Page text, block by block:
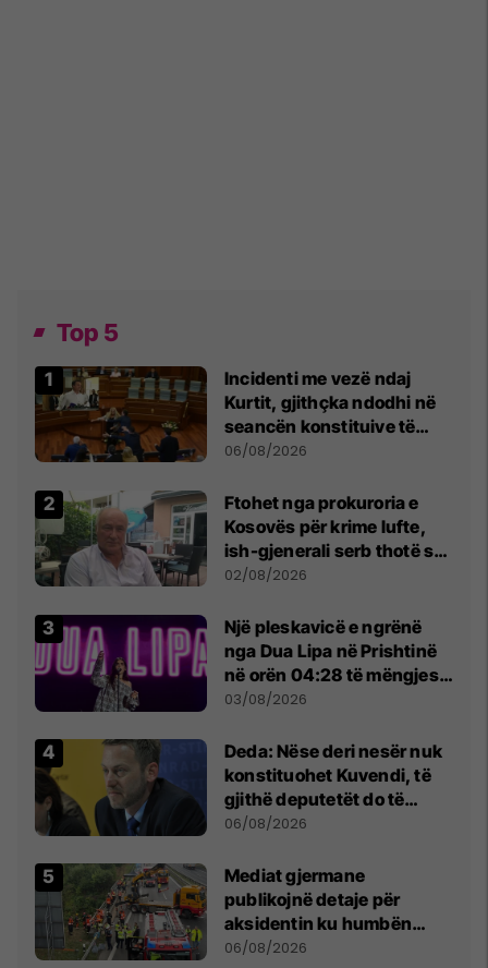
Top 5
Incidenti me vezë ndaj
Kurtit, gjithçka ndodhi në
seancën konstituive të
Kuvendit
06/08/2026
Ftohet nga prokuroria e
Kosovës për krime lufte,
ish-gjenerali serb thotë se
dikush e tradhtoi në
02/08/2026
Një pleskavicë e ngrënë
nga Dua Lipa në Prishtinë
në orën 04:28 të mëngjesit
- dhe bota digjitale serbe
03/08/2026
Deda: Nëse deri nesër nuk
konstituohet Kuvendi, të
gjithë deputetët do të
bëjnë shkelje të rëndë
06/08/2026
Mediat gjermane
publikojnë detaje për
aksidentin ku humbën
jetën tre mërgimtarë nga
06/08/2026